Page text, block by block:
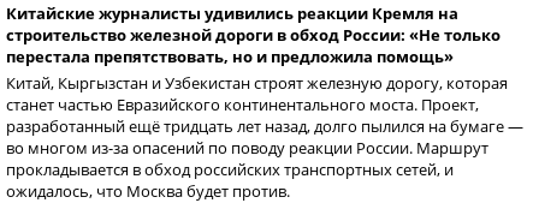
Китайские журналисты удивились реакции Кремля на
строительство железной дороги в обход России: «Не только
перестала препятствовать, но и предложила помощь»
Китай, Кыргызстан и Узбекистан строят железную дорогу, которая
станет частью Евразийского континентального моста. Проект,
разработанный ещё тридцать лет назад, долго пылился на бумаге —
во многом из-за опасений по поводу реакции России. Маршрут
прокладывается в обход российских транспортных сетей, и
ожидалось, что Москва будет против.